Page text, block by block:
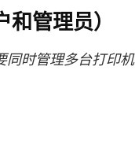
管理员）
时管理多台打印机